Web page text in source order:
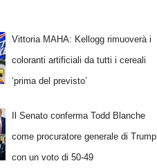
Vittoria MAHA: Kellogg rimuoverà i
coloranti artificiali da tutti i cereali
‘prima del previsto’
Il Senato conferma Todd Blanche
come procuratore generale di Trump
con un voto di 50-49